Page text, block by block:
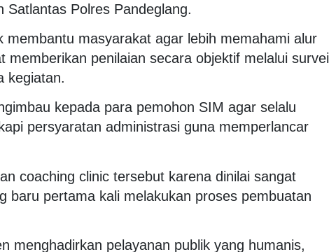
Polres Pandeglang.
membantu masyarakat agar lebih memahami alur
penilaian secara objektif melalui survei
kegiatan.
kepada para pemohon SIM agar selalu
persyaratan administrasi guna memperlancar
coaching clinic tersebut karena dinilai sangat
baru pertama kali melakukan proses pembuatan
menghadirkan pelayanan publik yang humanis,